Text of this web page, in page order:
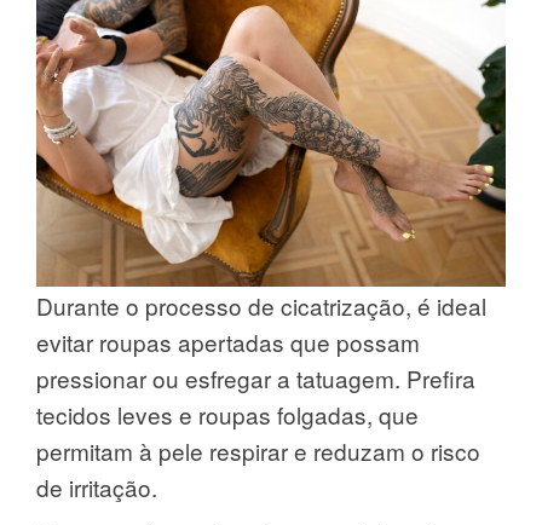
Durante o processo de cicatrização, é ideal
evitar roupas apertadas que possam
pressionar ou esfregar a tatuagem. Prefira
tecidos leves e roupas folgadas, que
permitam à pele respirar e reduzam o risco
de irritação.